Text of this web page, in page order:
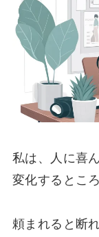
私は、人に喜
変化するとこ
頼まれると断